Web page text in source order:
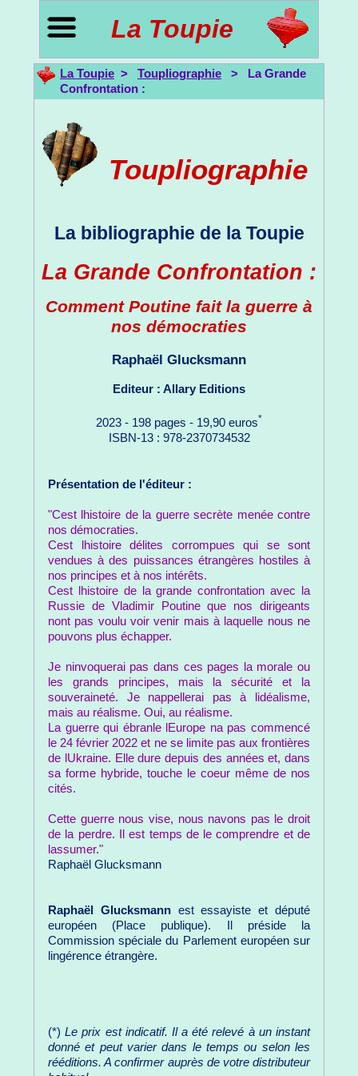
La Toupie
La Toupie > Toupliographie > La Grande
Confrontation :
Toupliographie
La bibliographie de la Toupie
La Grande Confrontation :
Comment Poutine fait la guerre à
nos démocraties
Raphaël Glucksmann
Editeur : Allary Editions
2023 - 198 pages - 19,90 euros*
ISBN-13 : 978-2370734532
Présentation de l'éditeur :
"Cest lhistoire de la guerre secrète menée contre
nos démocraties.
Cest lhistoire délites corrompues qui se sont
vendues à des puissances étrangères hostiles à
nos principes et à nos intérêts.
Cest lhistoire de la grande confrontation avec la
Russie de Vladimir Poutine que nos dirigeants
nont pas voulu voir venir mais à laquelle nous ne
pouvons plus échapper.
Je ninvoquerai pas dans ces pages la morale ou
les grands principes, mais la sécurité et la
souveraineté. Je nappellerai pas à lidéalisme,
mais au réalisme. Oui, au réalisme.
La guerre qui ébranle lEurope na pas commencé
le 24 février 2022 et ne se limite pas aux frontières
de lUkraine. Elle dure depuis des années et, dans
sa forme hybride, touche le coeur même de nos
cités.
Cette guerre nous vise, nous navons pas le droit
de la perdre. Il est temps de le comprendre et de
lassumer."
Raphaël Glucksmann
Raphaël Glucksmannest essayiste et député
européen (Place publique). Il préside la
Commission spéciale du Parlement européen sur
lingérence étrangère.
(*)Le prix est indicatif. Il a été relevé à un instant
donné et peut varier dans le temps ou selon les
rééditions. A confirmer auprès de votre distributeur